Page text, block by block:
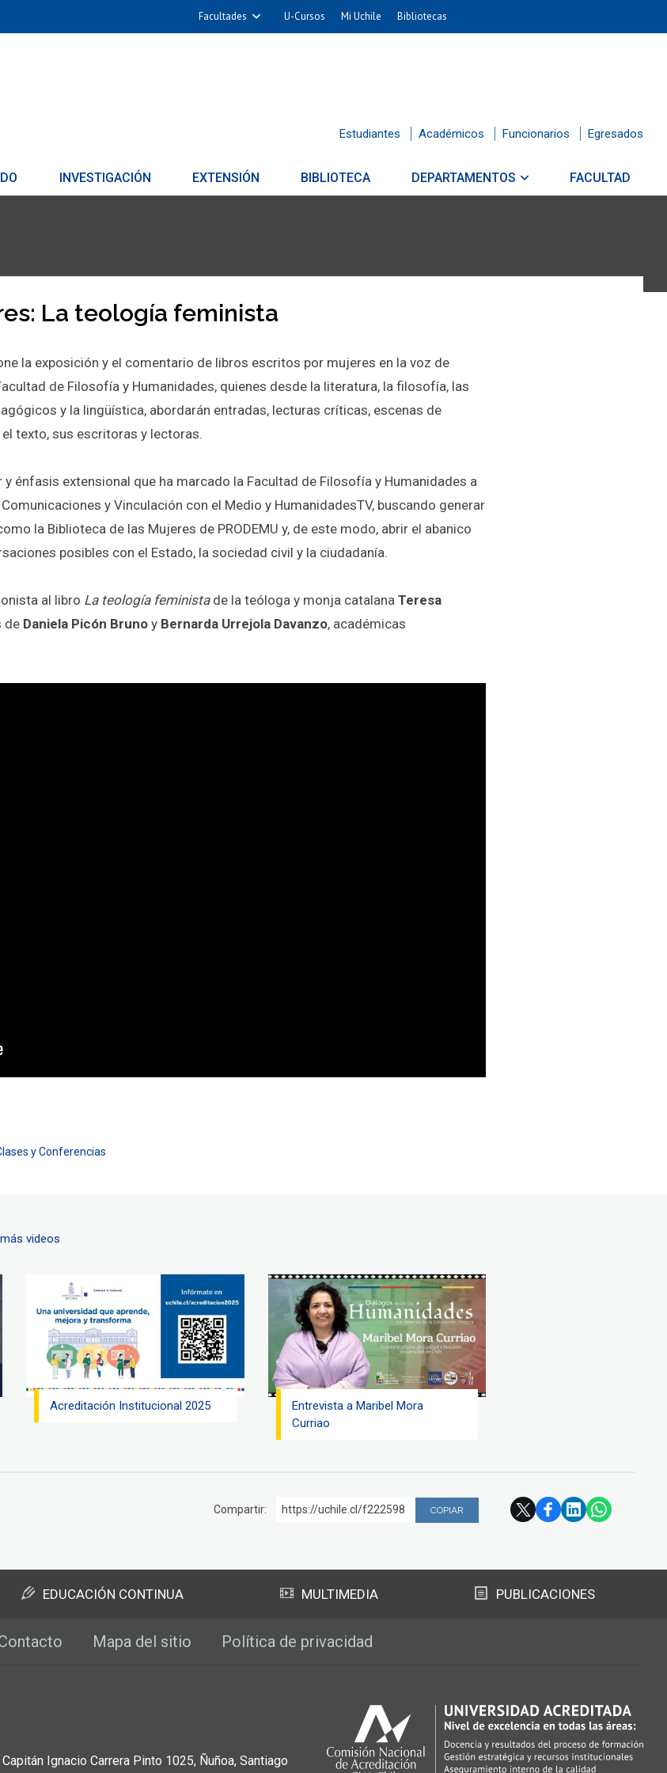
Facultades U-Cursos Mi Uchile Bibliotecas
Estudiantes Académicos Funcionarios Egresados
INVESTIGACIÓN EXTENSIÓN BIBLIOTECA DEPARTAMENTOS FACULTAD
La teología feminista
la exposición y el comentario de libros escritos por mujeres en la voz de
de Filosofía y Humanidades, quienes desde la literatura, la filosofía, las
y la lingüística, abordarán entradas, lecturas críticas, escenas de
texto, sus escritoras y lectoras.
énfasis extensional que ha marcado la Facultad de Filosofía y Humanidades a
y Vinculación con el Medio y HumanidadesTV, buscando generar
la Biblioteca de las Mujeres de PRODEMU y, de este modo, abrir el abanico
posibles con el Estado, la sociedad civil y la ciudadanía.
al libro La teología feministade la teóloga y monja catalanaTeresa
de Daniela Picón Bruno y Bernarda Urrejola Davanzo, académicas
y Conferencias
videos
Acreditación Institucional 2025
Entrevista a Maribel Mora
Curriao
Compartir: https://uchile.cl/f222598 COPIAR
EDUCACIÓN CONTINUA MULTIMEDIA PUBLICACIONES
Mapa del sitio Política de privacidad
Capitán Ignacio Carrera Pinto 1025, Ñuñoa, Santiago